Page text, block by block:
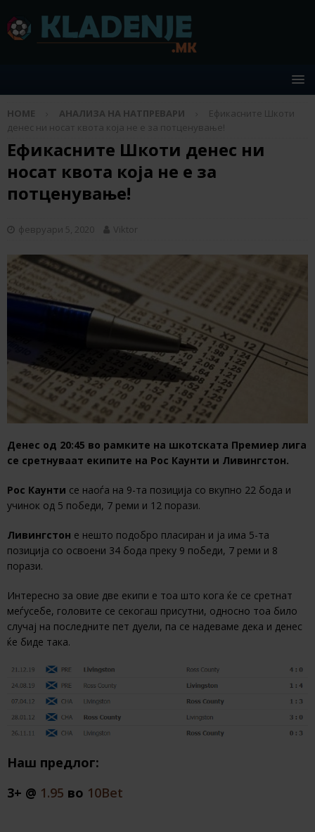
HOME АНАЛИЗА НА НАТПРЕВАРИ
Ефикасните Шкоти
денес ни носат квота која не е за потценување!
Ефикасните Шкоти денес ни
носат квота која не е за
потценување!
февруари 5, 2020 Viktor
Денес од 20:45 во рамките на шкотската Премиер лига
се сретнуваат екипите на Рос Каунти и Ливингстон.
Рос Каунти се наоѓа на 9-та позиција со вкупно 22 бода и
учинок од 5 победи, 7 реми и 12 порази.
Ливингстон е нешто подобро пласиран и ја има 5-та
позиција со освоени 34 бода преку 9 победи, 7 реми и 8
порази.
Интересно за овие две екипи е тоа што кога ќе се сретнат
меѓусебе, головите се секогаш присутни, односно тоа било
случај на последните пет дуели, па се надеваме дека и денес
ќе биде така.
Наш предлог:
3+ @ 1.95 во 10Bet